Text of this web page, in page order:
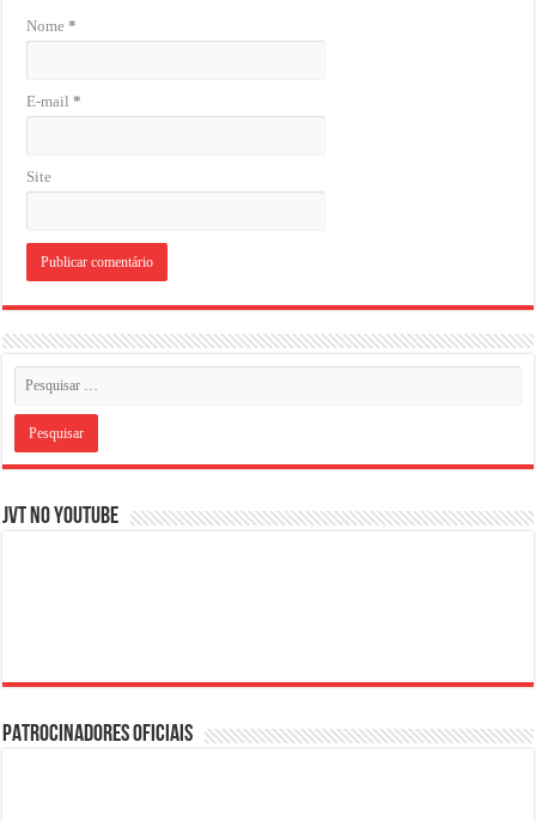
Nome*
E-mail*
Site
JVT NO YOUTUBE
PATROCINADORES OFICIAIS